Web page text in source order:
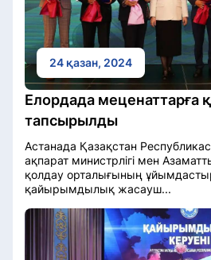
24 қазан, 2024
Елордада меценаттарға
тапсырылды
Астанада Қазақстан
ақпарат министрлігі мен
қолдау орталығының
қайырымдылық жасауш...